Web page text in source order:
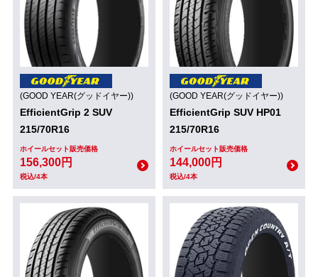
(GOOD YEAR(グッドイヤー))
EfficientGrip 2 SUV
215/70R16
ホイールセット販売価格
156,300円
税込/4本
(GOOD YEAR(グッドイヤー))
EfficientGrip SUV HP01
215/70R16
ホイールセット販売価格
144,000円
税込/4本